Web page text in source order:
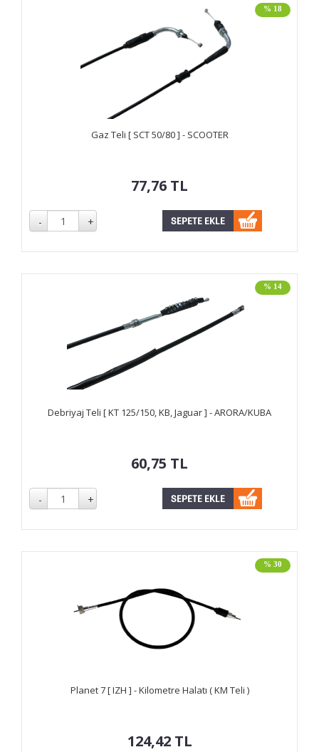
% 18
Gaz Teli [ SCT 50/80 ] - SCOOTER
77,76 TL
% 14
Debriyaj Teli [ KT 125/150, KB, Jaguar ] - ARORA/KUBA
60,75 TL
% 30
Planet 7 [ IZH ] - Kilometre Halatı ( KM Teli )
124,42 TL